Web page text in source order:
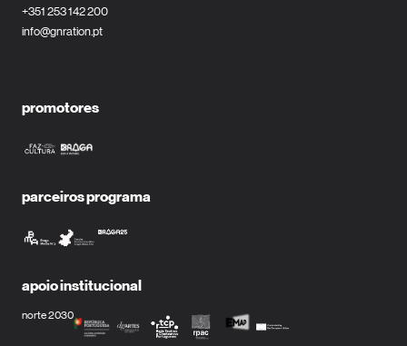
+351 253 142 200
info@gnration.pt
promotores
parceiros programa
apoio institucional
norte 2030